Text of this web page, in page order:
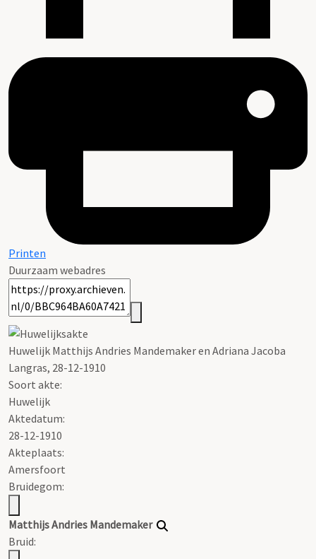
Printen
Duurzaam webadres
Huwelijk Matthijs Andries Mandemakeren Adriana Jacoba
Langras, 28-12-1910
Soort akte:
Huwelijk
Aktedatum:
28-12-1910
Akteplaats:
Amersfoort
Bruidegom:
MatthijsAndries Mandemaker
Bruid: